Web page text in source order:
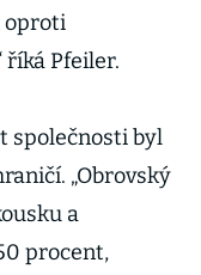
oproti
říká Pfeiler.
společnosti byl
„Obrovský
a
procent,